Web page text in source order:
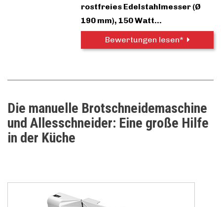
rostfreies Edelstahlmesser (Ø
190 mm), 150 Watt…
Bewertungen lesen*
Die manuelle Brotschneidemaschine
und Allesschneider: Eine große Hilfe
in der Küche